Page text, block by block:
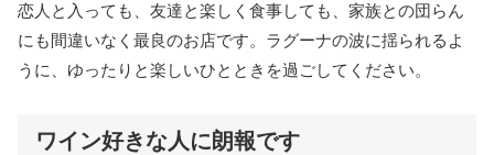
恋人と入っても、友達と楽しく食事しても、家族との団らん
にも間違いなく最良のお店です。ラグーナの波に揺られるよ
うに、ゆったりと楽しいひとときを過ごしてください。
ワイン好きな人に朗報です